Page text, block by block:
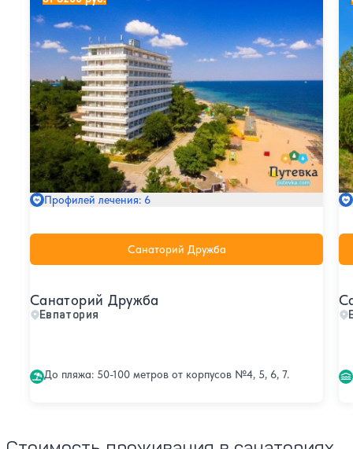
Санаторий Дружба
Евпатория
До пляжа: 50-100 метров от корпусов №4, 5, 6, 7.
Профилей лечения: 6
Санаторий Дружба